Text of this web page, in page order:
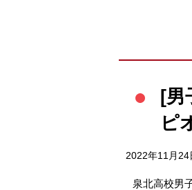
[男
ピ
2022年11月24
泉北高校男